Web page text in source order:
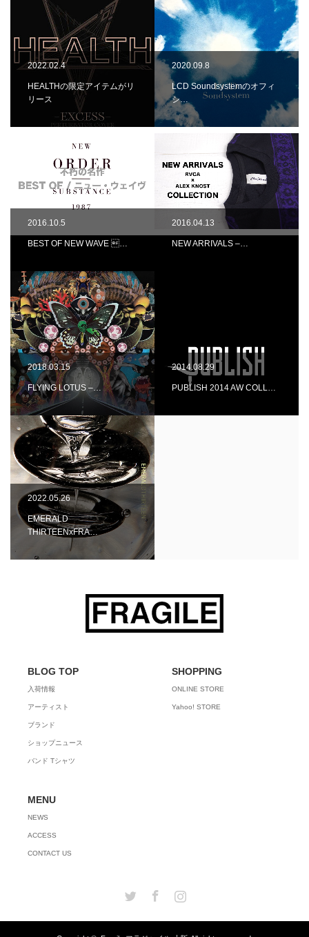
2022.02.4
HEALTHの限定アイテムがリ
リース
2020.09.8
LCD Soundsystemのオフィ
シ…
2016.10.5
BEST OF NEW WAVE …
2016.04.13
NEW ARRIVALS –…
2018.03.15
FLYING LOTUS –…
2014.08.29
PUBLISH 2014 AW COLL…
2022.05.26
EMERALD
THIRTEENxFRA…
BLOG TOP
入荷情報
アーティスト
ブランド
ショップニュース
バンド Tシャツ
SHOPPING
ONLINE STORE
Yahoo! STORE
MENU
NEWS
ACCESS
CONTACT US
Twitter Facebook